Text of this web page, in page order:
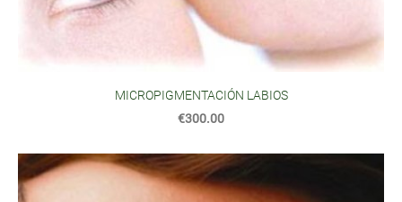
MICROPIGMENTACIÓN LABIOS
€300.00